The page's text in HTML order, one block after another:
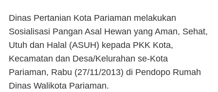
Dinas Pertanian Kota Pariaman melakukan
Sosialisasi Pangan Asal Hewan yang Aman, Sehat,
Utuh dan Halal (ASUH) kepada PKK Kota,
Kecamatan dan Desa/Kelurahan se-Kota
Pariaman, Rabu (27/11/2013) di Pendopo Rumah
Dinas Walikota Pariaman.